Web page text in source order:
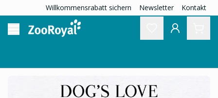
Willkommensrabatt sichern Newsletter Kontakt